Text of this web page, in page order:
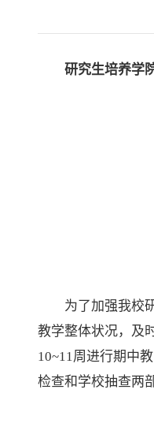
研究生培养学
为了加强我校
教学整体状况，及
10~11周进行期中
检查和学校抽查两